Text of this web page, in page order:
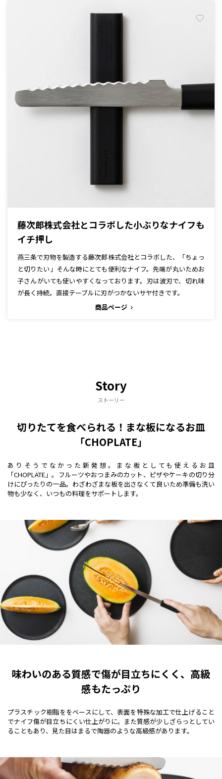
藤次郎株式会社とコラボした小ぶりなナイフも
イチ押し
燕三条で刃物を製造する藤次郎株式会社とコラボした、「ちょっ
と切りたい‪」そんな時にとても便利なナイフ。先端が丸いためお
子さんがいても使いやすくなっております。刃は波刃で、切れ味
が長く持続。直接テーブルに刃がつかないサヤ付きです。
商品ページ
Story
ストーリー
切りたてを食べられる！まな板になるお皿
「CHOPLATE」
ありそうでなかった新発想。まな板としても使えるお皿
「CHOPLATE」。フルーツやおつまみのカット、ピザやケーキの切り分
けにぴったりの一品。わざわざまな板を出さなくて良いため準備も洗い
物も少なく、いつもの料理をサポートします。
味わいのある質感で傷が目立ちにくく、高級
感もたっぷり
プラスチック樹脂ををベースにして、表面を特殊な加工で仕上げること
でナイフ傷が目立ちにくい仕上がりに。また質感が少しざらっとしてい
ることもあり、見た目はまるで陶器のような高級感があります。